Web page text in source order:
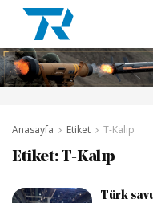
Anasayfa Etiket T-Kalıp
Etiket: T-Kalıp
Türk